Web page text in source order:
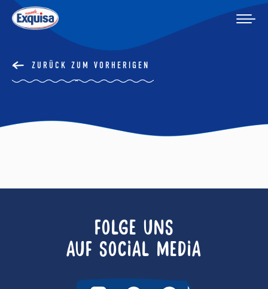
ZURÜCK ZUM VORHERIGEN
FOLGE UNS
AUF SOCIAL MEDIA